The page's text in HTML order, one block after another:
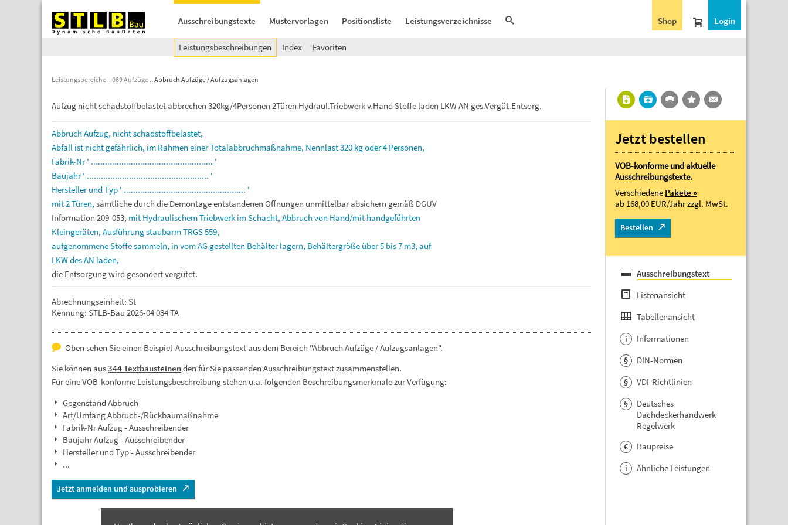
Ausschreibungstexte Mustervorlagen Positionsliste Leistungsverzeichnisse Login
Shop
Leistungsbeschreibungen Index Favoriten
Leistungsbereiche 069 Aufzüge Abbruch Aufzüge / Aufzugsanlagen
Aufzug nicht schadstoffbelastet abbrechen 320kg/4Personen 2Türen Hydraul.Triebwerk v.Hand Stoffe laden LKW AN ges.Vergüt.Entsorg.
Abbruch Aufzug, nichtschadstoffbelastet,
Abfall ist nicht gefährlich, im Rahmen einerTotalabbruchmaßnahme, Nennlast320 kgoder4 Personen,
Fabrik-Nr' .................................................... '
Baujahr' .................................................... '
HerstellerundTyp ' .................................................... '
mit2Türen, sämtlichedurch die Demontageentstandenen Öffnungen unmittelbarabsichern gemäß DGUV
Information 209-053, mit HydraulischemTriebwerk imSchacht, Abbruch von Hand/mit handgeführten
Kleingeräten, AusführungstaubarmTRGS559,
aufgenommeneStoffesammeln, in vomAG gestellten Behälterlagern, Behältergröße über5 bis7 m3, auf
LKWdesAN laden,
die Entsorgungwird gesondertvergütet.
Abrechnungseinheit: St
Kennung: STLB-Bau 2026-04 084 TA
Oben sehen Sie einen Beispiel-Ausschreibungstext aus dem Bereich "Abbruch Aufzüge / Aufzugsanlagen".
Sie können aus344 Textbausteinenden für Sie passenden Ausschreibungstext zusammenstellen.
Für eine VOB-konforme Leistungsbeschreibung stehen u.a. folgenden Beschreibungsmerkmale zur Verfügung:
Gegenstand Abbruch
Art/Umfang Abbruch-/Rückbaumaßnahme
Fabrik-Nr Aufzug - Ausschreibender
Baujahr Aufzug - Ausschreibender
Hersteller und Typ - Ausschreibender
...
Jetzt anmelden und ausprobieren
Jetzt bestellen
VOB-konforme und aktuelle
Ausschreibungstexte.
Verschiedene Pakete »
ab 168,00 EUR/Jahrzzgl. MwSt.
Bestellen
Ausschreibungstext
Listenansicht
Tabellenansicht
i Informationen
§ DIN-Normen
§ VDI-Richtlinien
§
Deutsches
Dachdeckerhandwerk
Regelwerk
€ Baupreise
i Ähnliche Leistungen